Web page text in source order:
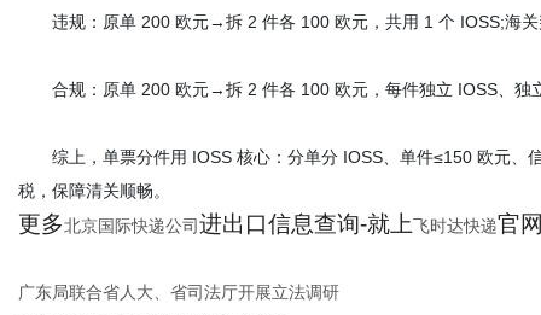
违规：原单 200 欧元→拆 2 件各 100 欧元，共用 1 个 IOSS;海关
合规：原单 200 欧元→拆 2 件各 100 欧元，每件独立 IOSS、独
综上，单票分件用 IOSS 核心：分单分 IOSS、单件≤150 欧元、
税，保障清关顺畅。
更多北京国际快递公司进出口信息查询-就上飞时达快递官
广东局联合省人大、省司法厅开展立法调研